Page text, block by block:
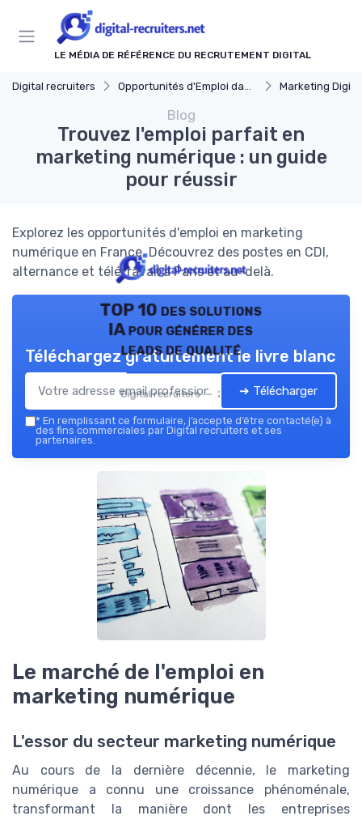
LE MÉDIA DE RÉFÉRENCE DU RECRUTEMENT DIGITAL
Digital recruiters Opportunités d'Emploi dans le Digital Marketing
Blog
Trouvez l'emploi parfait en
marketing numérique : un guide
pour réussir
Explorez les opportunités d'emploi en marketing
numérique en France. Découvrez des postes en CDI,
alternance et télétravail à Paris et au-delà.
TOP 10 des solutions
IA pour générer des
leads de qualité
Digital recruiters — 2026
Téléchargez gratuitement le livre blanc
➔ Télécharger
* En remplissant ce formulaire, j’accepte d’être contacté(e) à
des fins commerciales par Digital recruiters et ses
partenaires.
Le marché de l'emploi en
marketing numérique
L'essor du secteur marketing numérique
Au cours de la dernière décennie, le marketing
numérique a connu une croissance phénoménale,
transformant la manière dont les entreprises
Panneau de gestion des cookies